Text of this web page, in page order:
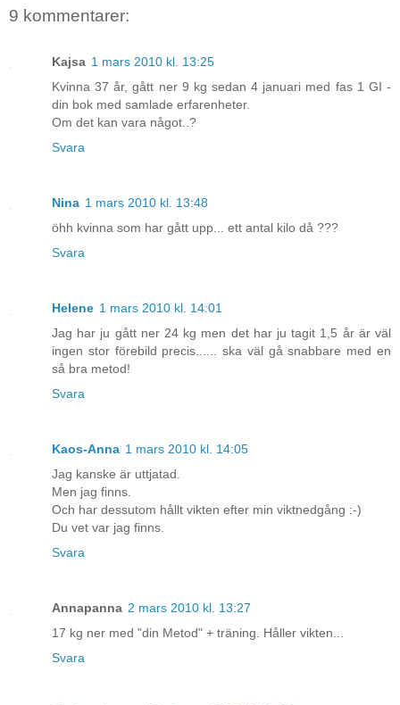
9 kommentarer:
Kajsa 1 mars 2010 kl. 13:25
Kvinna 37 år, gått ner 9 kg sedan 4 januari med fas 1 GI -
din bok med samlade erfarenheter.
Om det kan vara något..?
Svara
Nina 1 mars 2010 kl. 13:48
öhh kvinna som har gått upp... ett antal kilo då ???
Svara
Helene 1 mars 2010 kl. 14:01
Jag har ju gått ner 24 kg men det har ju tagit 1,5 år är väl
ingen stor förebild precis...... ska väl gå snabbare med en
så bra metod!
Svara
Kaos-Anna 1 mars 2010 kl. 14:05
Jag kanske är uttjatad.
Men jag finns.
Och har dessutom hållt vikten efter min viktnedgång :-)
Du vet var jag finns.
Svara
Annapanna 2 mars 2010 kl. 13:27
17 kg ner med "din Metod" + träning. Håller vikten...
Svara